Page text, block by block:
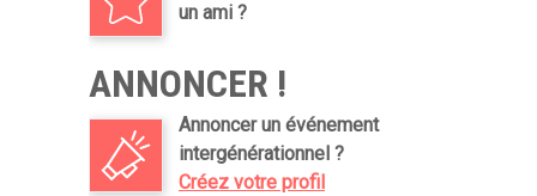
un ami ?
ANNONCER !
Annoncer un événement
intergénérationnel ?
Créez votre profil